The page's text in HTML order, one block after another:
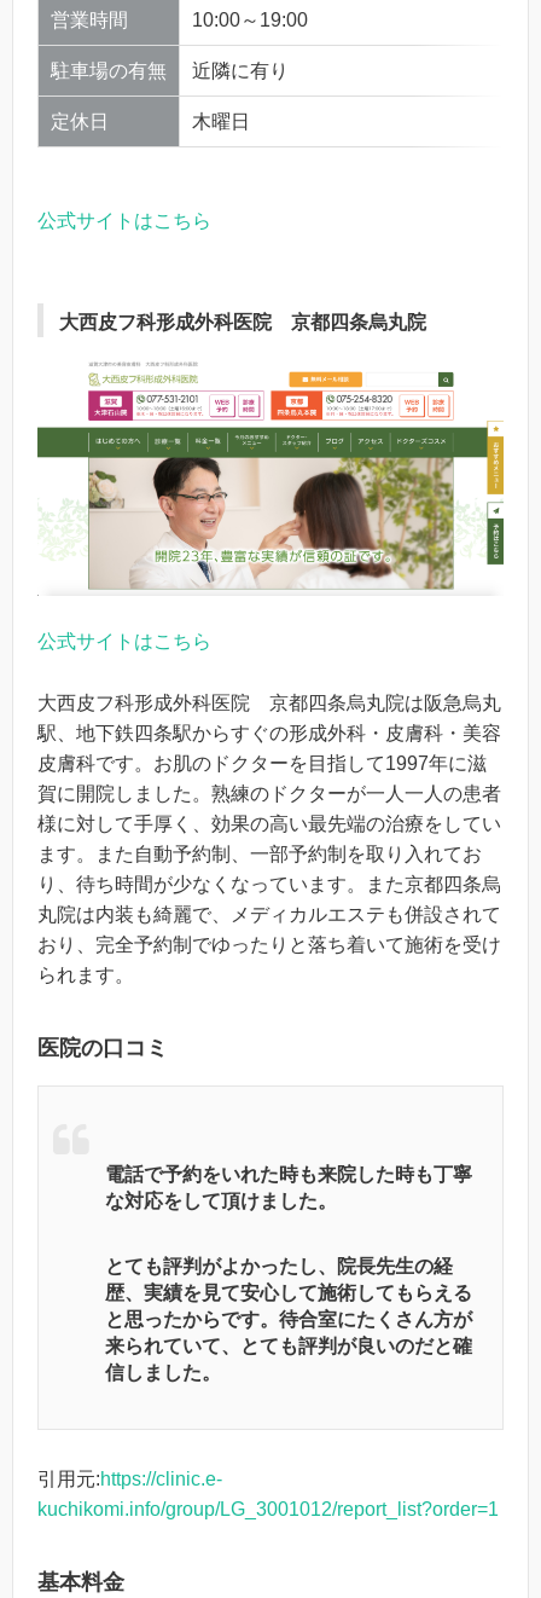
営業時間 10:00～19:00
駐車場の有無 近隣に有り
定休日 木曜日
公式サイトはこちら
大西皮フ科形成外科医院 京都四条烏丸院
公式サイトはこちら
大西皮フ科形成外科医院 京都四条烏丸院は阪急烏丸
駅、地下鉄四条駅からすぐの形成外科・皮膚科・美容
皮膚科です。お肌のドクターを目指して1997年に滋
賀に開院しました。熟練のドクターが一人一人の患者
様に対して手厚く、効果の高い最先端の治療をしてい
ます。また自動予約制、一部予約制を取り入れてお
り、待ち時間が少なくなっています。また京都四条烏
丸院は内装も綺麗で、メディカルエステも併設されて
おり、完全予約制でゆったりと落ち着いて施術を受け
られます。
医院の口コミ
電話で予約をいれた時も来院した時も丁寧
な対応をして頂けました。
とても評判がよかったし、院長先生の経
歴、実績を見て安心して施術してもらえる
と思ったからです。待合室にたくさん方が
来られていて、とても評判が良いのだと確
信しました。
引用元:https://clinic.e-
kuchikomi.info/group/LG_3001012/report_list?order=1
基本料金